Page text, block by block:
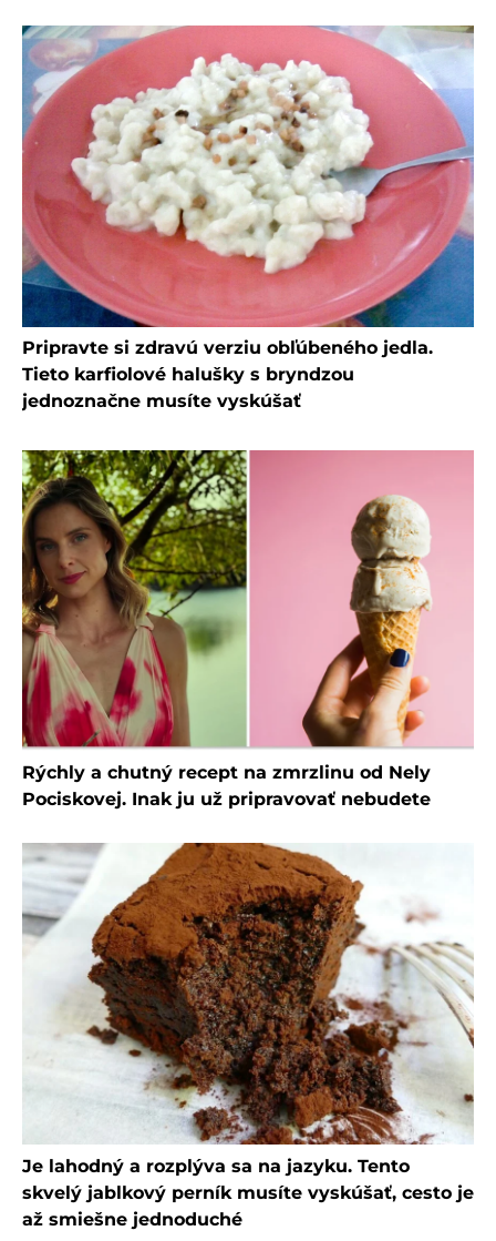
Pripravte si zdravú verziu obľúbeného jedla.
Tieto karfiolové halušky s bryndzou
jednoznačne musíte vyskúšať
Rýchly a chutný recept na zmrzlinu od Nely
Pociskovej. Inak ju už pripravovať nebudete
Je lahodný a rozplýva sa na jazyku. Tento
skvelý jablkový perník musíte vyskúšať, cesto je
až smiešne jednoduché